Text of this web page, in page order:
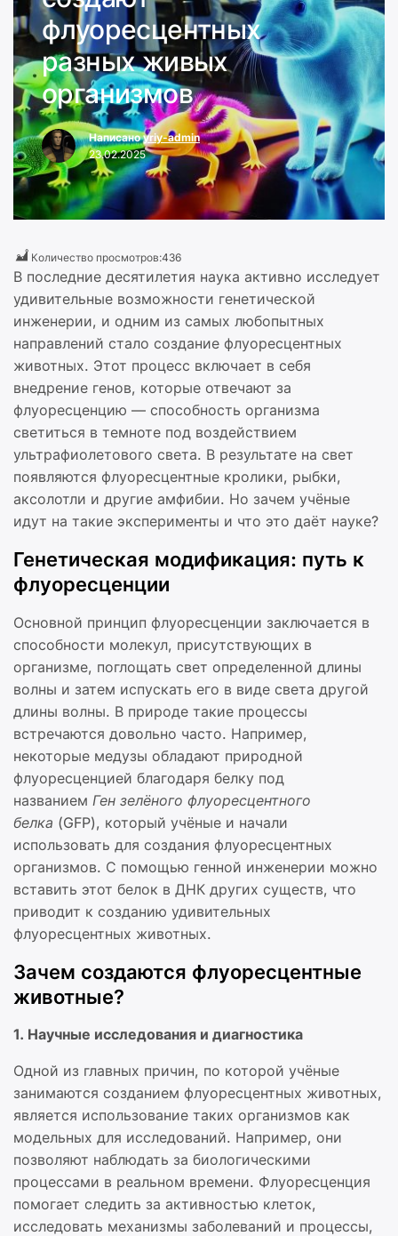
флуоресцентных
разных живых
организмов
Написаноyriy-admin
23.02.2025
Количество просмотров:436
В последние десятилетия наука активно исследует
удивительные возможности генетической
инженерии, и одним из самых любопытных
направлений стало создание флуоресцентных
животных. Этот процесс включает в себя
внедрение генов, которые отвечают за
флуоресценцию — способность организма
светиться в темноте под воздействием
ультрафиолетового света. В результате на свет
появляются флуоресцентные кролики, рыбки,
аксолотли и другие амфибии. Но зачем учёные
идут на такие эксперименты и что это даёт науке?
Генетическая модификация: путь к
флуоресценции
Основной принцип флуоресценции заключается в
способности молекул, присутствующих в
организме, поглощать свет определенной длины
волны и затем испускать его в виде света другой
длины волны. В природе такие процессы
встречаются довольно часто. Например,
некоторые медузы обладают природной
флуоресценцией благодаря белку под
названием Ген зелёного флуоресцентного
белка (GFP), который учёные и начали
использовать для создания флуоресцентных
организмов. С помощью генной инженерии можно
вставить этот белок в ДНК других существ, что
приводит к созданию удивительных
флуоресцентных животных.
Зачем создаются флуоресцентные
животные?
1. Научные исследования и диагностика
Одной из главных причин, по которой учёные
занимаются созданием флуоресцентных животных,
является использование таких организмов как
модельных для исследований. Например, они
позволяют наблюдать за биологическими
процессами в реальном времени. Флуоресценция
помогает следить за активностью клеток,
исследовать механизмы заболеваний и процессы,